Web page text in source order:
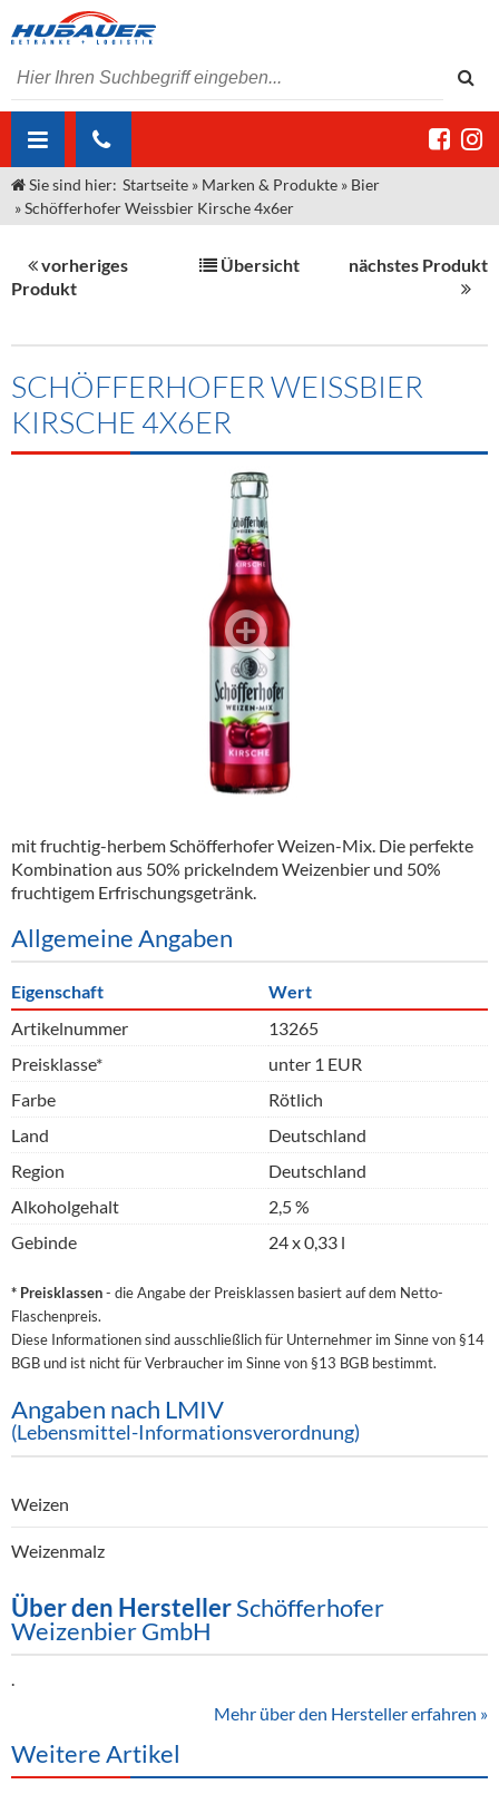
ÜBER UNS
Unser Liefergebiet
Kontakt
Angebote Gastronomie & Großhandel
Großhandel
"DroughtMaster"
Neuigkeiten
Termine
MARKEN & PRODUKTE
Sirup
Spirituosen
Hygieneartikel & Desinfektion
Kommisionskauf & Lieferbedingungen
Fremddienstleistungen
Sie sind hier: Startseite » Marken & Produkte » Bier
»Schöfferhofer Weissbier Kirsche 4x6er
vorheriges
Produkt
Übersicht nächstes Produkt
SCHÖFFERHOFER WEISSBIER
KIRSCHE 4X6ER
mit fruchtig-herbem Schöfferhofer Weizen-Mix. Die perfekte
Kombination aus 50% prickelndem Weizenbier und 50%
fruchtigem Erfrischungsgetränk.
Allgemeine Angaben
Eigenschaft
Wert
Artikelnummer
13265
Preisklasse*
unter 1 EUR
Farbe
Rötlich
Land
Deutschland
Region
Deutschland
Alkoholgehalt
2,5 %
Gebinde
24 x 0,33 l
* Preisklassen- die Angabe der Preisklassen basiert auf dem Netto-
Flaschenpreis.
Diese Informationen sind ausschließlich für Unternehmer im Sinne von §14
BGB und ist nicht für Verbraucher im Sinne von §13 BGB bestimmt.
Angaben nach LMIV
(Lebensmittel-Informationsverordnung)
Weizen
Weizenmalz
Über den HerstellerSchöfferhofer
Weizenbier GmbH
Mehr über den Hersteller erfahren »
Weitere Artikel